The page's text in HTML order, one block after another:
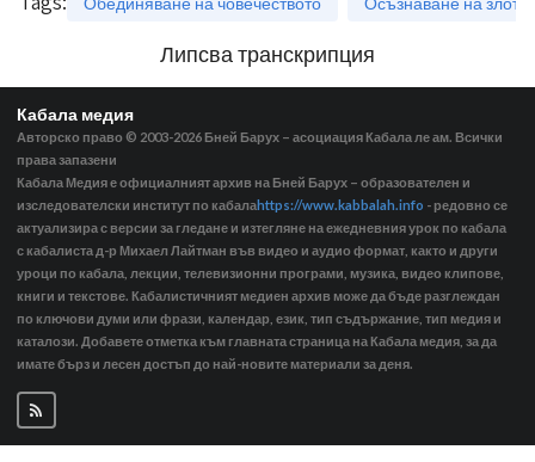
Липсва транскрипция
Кабала медия
Авторско право © 2003-2026 Бней Барух – асоциация Кабала ле ам. Всички
права запазени
Кабала Медия е официалният архив на Бней Барух – образователен и
изследователски институт по кабалаhttps://www.kabbalah.info - редовно се
актуализира с версии за гледане и изтегляне на ежедневния урок по кабала
с кабалиста д-р Михаел Лайтман във видео и аудио формат, както и други
уроци по кабала, лекции, телевизионни програми, музика, видео клипове,
книги и текстове. Кабалистичният медиен архив може да бъде разглеждан
по ключови думи или фрази, календар, език, тип съдържание, тип медия и
каталози. Добавете отметка към главната страница на Кабала медия, за да
имате бърз и лесен достъп до най-новите материали за деня.